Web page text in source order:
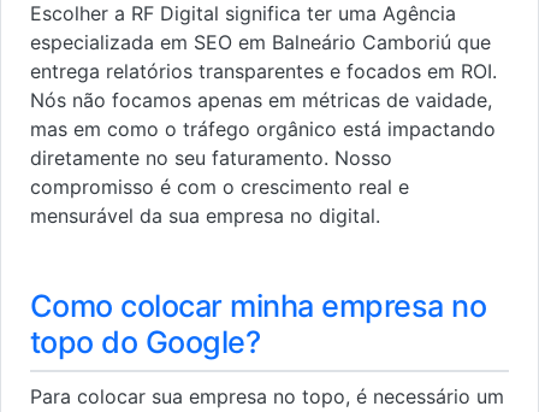
Escolher a RF Digital significa ter uma Agência
especializada em SEO em Balneário Camboriú que
entrega relatórios transparentes e focados em ROI.
Nós não focamos apenas em métricas de vaidade,
mas em como o tráfego orgânico está impactando
diretamente no seu faturamento. Nosso
compromisso é com o crescimento real e
mensurável da sua empresa no digital.
Como colocar minha empresa no
topo do Google?
Para colocar sua empresa no topo, é necessário um